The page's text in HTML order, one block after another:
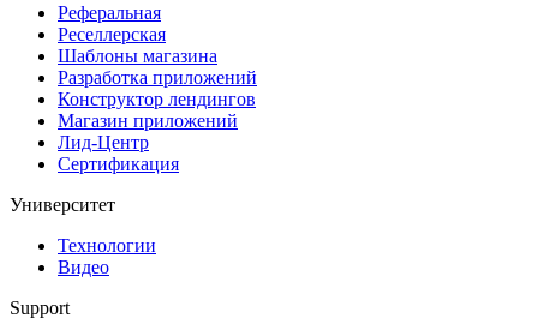
Реферальная
Реселлерская
Шаблоны магазина
Разработка приложений
Конструктор лендингов
Магазин приложений
Лид-Центр
Сертификация
Университет
Технологии
Видео
Support